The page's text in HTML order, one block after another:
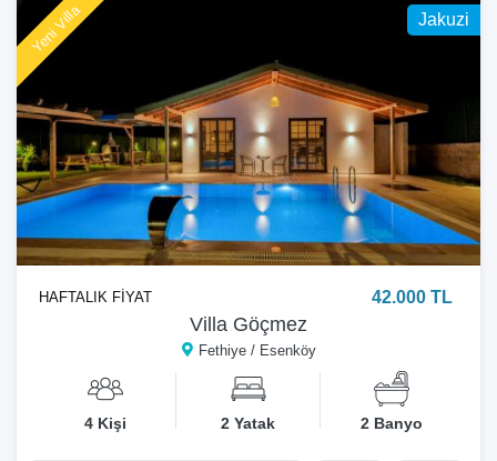
Jakuzi
Yeni Villa
Villa Göçmez
Fethiye / Esenköy
HAFTALIK FİYAT 42.000 TL
4 Kişi 2 Yatak 2 Banyo